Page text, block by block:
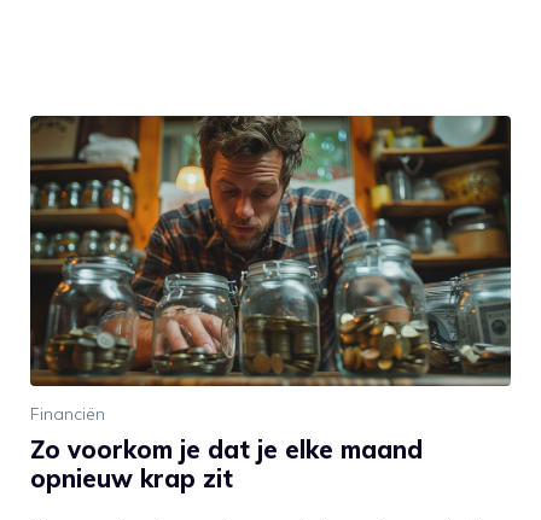
Financiën
Zo voorkom je dat je elke maand
opnieuw krap zit